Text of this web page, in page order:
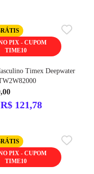
PIX - CUPOM
TIME10
Timex Deepwater
121,78
PIX - CUPOM
TIME10